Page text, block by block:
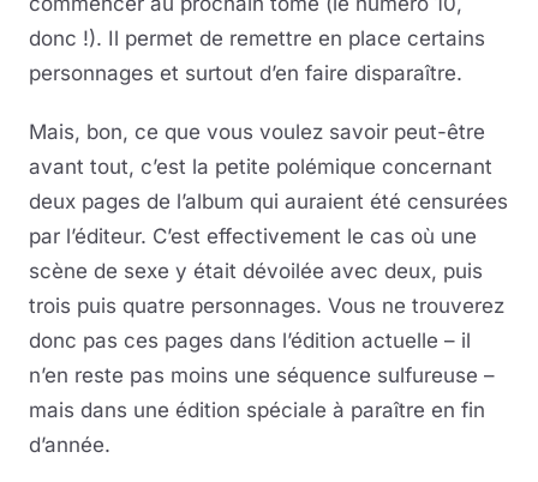
donc !). Il permet de remettre en place certains
personnages et surtout d’en faire disparaître.
Mais, bon, ce que vous voulez savoir peut-être
avant tout, c’est la petite polémique concernant
deux pages de l’album qui auraient été censurées
par l’éditeur. C’est effectivement le cas où une
scène de sexe y était dévoilée avec deux, puis
trois puis quatre personnages. Vous ne trouverez
donc pas ces pages dans l’édition actuelle – il
n’en reste pas moins une séquence sulfureuse –
mais dans une édition spéciale à paraître en fin
d’année.